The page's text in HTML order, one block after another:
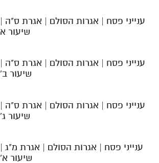
ענייני פסח | אגרות הסולם | אגרת ס"ה |
שיעור א
ענייני פסח | אגרות הסולם | אגרת ס"ה |
שיעור ב'
ענייני פסח | אגרות הסולם | אגרת ס"ה |
שיעור ג'
ענייני פסח | אגרות הסולם | אגרת מ"ג |
שיעור א'